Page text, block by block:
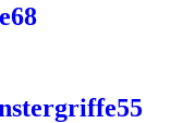
68
55